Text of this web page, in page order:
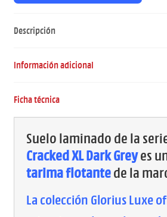
Descripción
Información adicional
Ficha técnica
Suelo laminado de la
Cracked XL Dark Greyes
tarima flotantede la
La colección Glorius Luxe